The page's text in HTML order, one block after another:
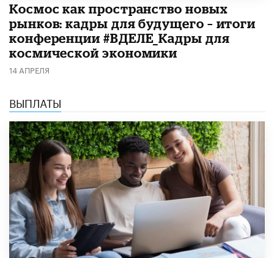
Космос как пространство новых
рынков: кадры для будущего – итоги
конференции #ВДЕЛЕ_Кадры для
космической экономики
14 АПРЕЛЯ
ВЫПЛАТЫ